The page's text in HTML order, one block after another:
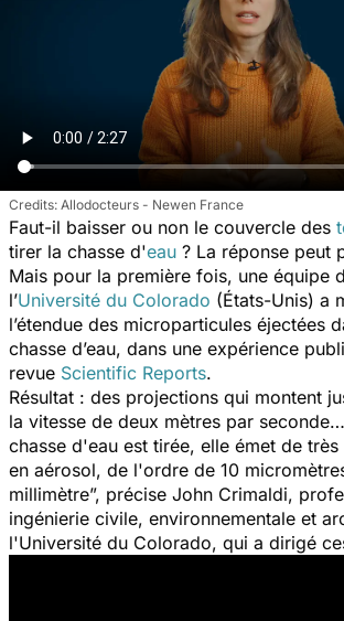
Allodocteurs - Newen France
Faut-il baisser ou non le couvercle des
tirer la chasse d'eau ? La réponse peut
Mais pour la première fois, une équipe
l’Université du Colorado (États-Unis) a
l’étendue des microparticules éjectées
chasse d’eau, dans une expérience
revue Scientific Reports.
Résultat : des projections qui montent
la vitesse de deux mètres par
chasse d'eau est tirée, elle émet de
en aérosol, de l'ordre de 10
millimètre”, précise John Crimaldi,
ingénierie civile, environnementale et
l'Université du Colorado, qui a dirigé